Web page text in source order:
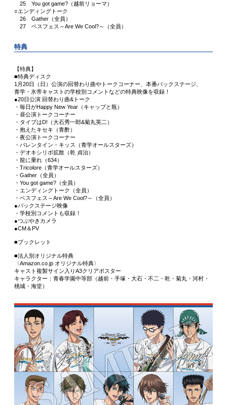
25 You got game?（越前リョーマ）
○エンディングトーク
26 Gather（全員）
27 ベスフェス～Are We Cool?～（全員）
特典
【特典】
■特典ディスク
1月20日（日）公演の回替わり曲やトークコーナー、本番バックステージ、
青学・氷帝キャストの学校別コメントなどの特典映像を収録！
●20日公演 回替わり曲&トーク
・毎日がHappy New Year（キャップと瓶）
・昼公演トークコーナー
・タイプはD!（大石秀一郎&菊丸英二）
・抱えたキセキ（青酢）
・夜公演トークコーナー
・バレンタイン・キッス（青学オールスターズ）
・デオキシリボ拡散（乾 貞治）
・龍に乗れ（634）
・Tricolore（青学オールスターズ）
・Gather（全員）
・You got game?（全員）
・エンディングトーク（全員）
・ベスフェス～Are We Cool?～（全員）
●バックステージ映像
・学校別コメントも収録！
●つぶやきカメラ
●CM＆PV
■ブックレット
■法人別オリジナル特典
〈Amazon.co.jp オリジナル特典〉
キャスト複製サイン入りA3クリアポスター
キャラクター：青春学園中等部（越前・手塚・大石・不二・乾・菊丸・河村・
桃城・海堂）